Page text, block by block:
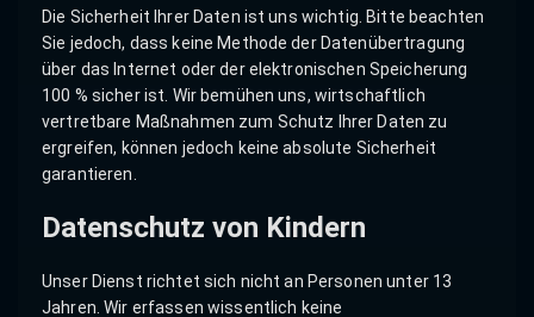
Die Sicherheit Ihrer Daten ist uns wichtig. Bitte beachten
Sie jedoch, dass keine Methode der Datenübertragung
über das Internet oder der elektronischen Speicherung
100 % sicher ist. Wir bemühen uns, wirtschaftlich
vertretbare Maßnahmen zum Schutz Ihrer Daten zu
ergreifen, können jedoch keine absolute Sicherheit
garantieren.
Datenschutz von Kindern
Unser Dienst richtet sich nicht an Personen unter 13
Jahren. Wir erfassen wissentlich keine